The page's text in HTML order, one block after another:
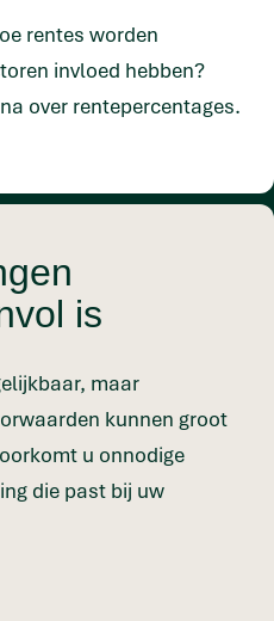
rentes worden
invloed hebben?
over rentepercentages.
is
maar
kunnen groot
u onnodige
die past bij uw